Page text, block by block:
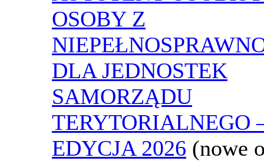
OSOBY Z
DLA JEDNOSTEK
SAMORZĄDU
TERYTORIALNEGO
EDYCJA 2026 (nowe